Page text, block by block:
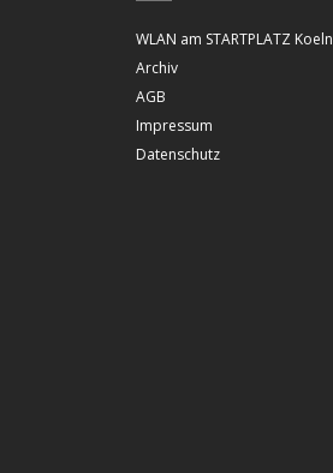
WLAN am STARTPLATZ Koeln
Archiv
AGB
Impressum
Datenschutz